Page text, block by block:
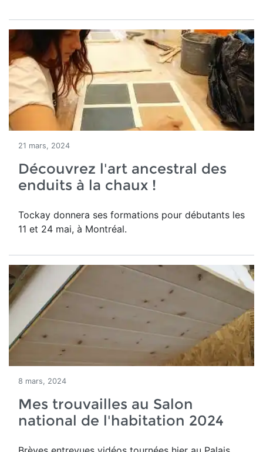
21 mars, 2024
Découvrez l'art ancestral des
enduits à la chaux !
Tockay donnera ses formations pour débutants les
11 et 24 mai, à Montréal.
8 mars, 2024
Mes trouvailles au Salon
national de l'habitation 2024